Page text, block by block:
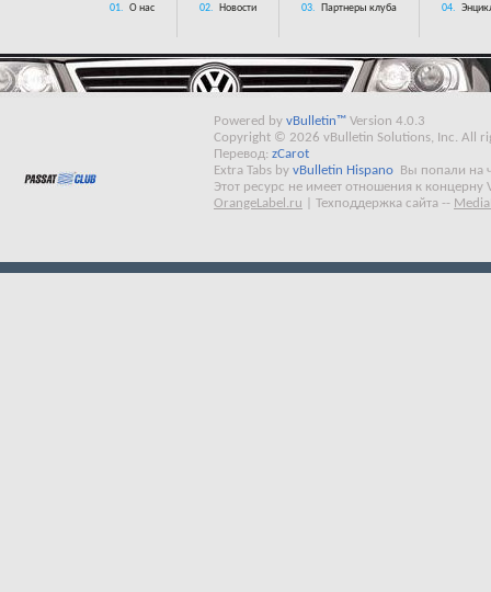
01. О нас 02. Новости 03. Партнеры клуба 04.
Powered by vBulletin™ Version 4.0.3
Copyright © 2026 vBulletin Solutions, Inc. All
Перевод: zCarot
Extra Tabs by vBulletin Hispano
Вы попали на
Этот ресурс не имеет отношения к концерну
OrangeLabel.ru
Техподдержка сайта --